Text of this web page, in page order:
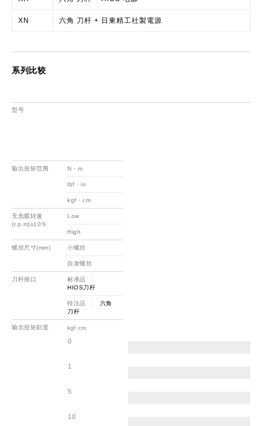
XN 六角 刀杆 + 日東精工社製電源
系列比较
型号
输出扭矩范围 N・m
lbf・in
kgf・cm
无负载转速
(r.p.m)±10％
Low
High
螺丝尺寸(mm) 小螺丝
自攻螺丝
刀杆插口
标准品
HIOS刀杆
特注品
六角
刀杆
输出扭矩刻度
0
1
5
10
kgf･cm